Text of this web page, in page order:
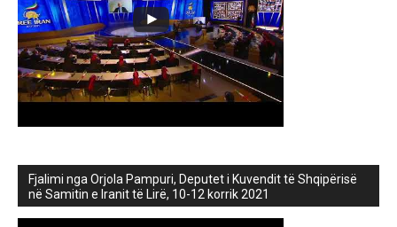
Fjalimi nga Orjola Pampuri, Deputet i Kuvendit të Shqipërisë
në Samitin e Iranit të Lirë, 10-12 korrik 2021